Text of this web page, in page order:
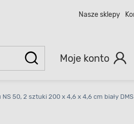
Nasze sklepy
Moje konto
50, 2 sztuki 200 x 4,6 x 4,6 cm biały DMS